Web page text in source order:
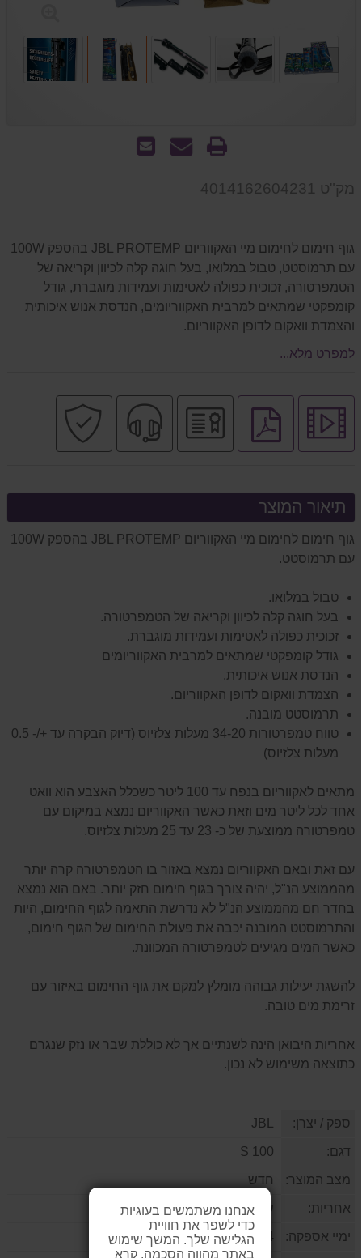
אנחנו משתמשים בעוגיות
כדי לשפר את חוויית
הגלישה שלך. המשך שימוש
באתר מהווה הסכמה. קרא
שלח
שאל
המוצר
מק"ט 4014162604231
גוף חימום לחימום מיי האקווריום JBL PROTEMP בהספק 100W
עם תרמוסטט, טבול במלואו, בעל חוגה קלה לכיוון וקריאה של
הטמפרטורה, זכוכית כפולה לאטימות ועמידות מוגברת, גודל
קומפקטי שמתאים למרבית האקווריומים, הנדסת אנוש איכותית
והצמדת וואקום לדופן האקווריום.
למפרט מלא...
לחץ
לצפיה
בסרטון
לחץ
להורדת
קובץ
יבואן
רשמי
שירות
מקצועי
תיאור המוצר
גוף חימום לחימום מיי האקווריום JBL PROTEMP בהספק 100W
עם תרמוסטט.
טבול במלואו.
בעל חוגה קלה לכיוון וקריאה של הטמפרטורה.
זכוכית כפולה לאטימות ועמידות מוגברת.
גודל קומפקטי שמתאים למרבית האקווריומים
הנדסת אנוש איכותית.
הצמדת וואקום לדופן האקווריום.
תרמוסטט מובנה.
טווח טמפרטורות 34-20 מעלות צלזיוס (דיוק הבקרה עד +/- 0.5
מעלות צלזיוס)
מתאים לאקווריום בנפח עד 100 ליטר כשכלל האצבע הוא וואט
אחד לכל ליטר מים וזאת כאשר האקווריום נמצא במיקום עם
טמפרטורה ממוצעת של כ- 23 עד 25 מעלות צלזיוס.
עם זאת ובאם האקווריום נמצא באזור בו הטמפרטורה קרה יותר
מהממוצע הנ"ל, יהיה צורך בגוף חימום חזק יותר. באם הוא נמצא
בחדר חם מהממוצע הנ"ל לא נדרשת התאמה לגוף החימום, היות
והתרמוסטט המובנה יכבה את פעולת החימום של הגוף חימום,
כאשר המים מגיעים לטמפרטורה המכוונת.
להשגת יעילות גבוהה מומלץ למקם את גוף החימום באיזור עם
זרימת מים טובה.
אחריות היבואן הינה לשנתיים אך לא כוללת שבר או נזק שנגרם
כתוצאה משימוש לא נכון.
ספק / יצרן:
דגם:
מצב המוצר: חדש
אחריות: שנתיים ע''י היבואן
ימיי אספקה: